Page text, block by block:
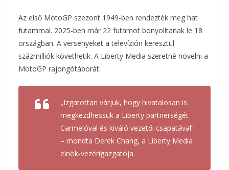
Az első MotoGP szezont 1949-ben rendezték meg hat
futammal. 2025-ben már 22 futamot bonyolítanak le 18
országban. A versenyeket a televízión keresztül
százmilliók követhetik. A Liberty Media szeretné növelni a
MotoGP rajongótáborát.
„Izgatottan várjuk, hogy hivatalosan is
megkezdhessük a Liberty partnerségét
Carmelóval és kiváló vezetői csapatával”
– mondta Derek Chang, a Liberty Media
elnök-vezérigazgatója.